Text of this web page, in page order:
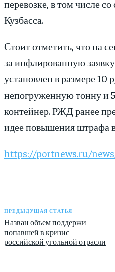
перевозке, в том числе
Кузбасса.
Стоит отметить, что на
за инфлированную
установлен в размере 10
непогруженную тонну и
контейнер. РЖД ранее
идее повышения штрафа
https://portnews.ru/
ПРЕДЫДУЩАЯ СТАТЬЯ
Назван объем поддержи
попавшей в кризис
российской угольной отрасли